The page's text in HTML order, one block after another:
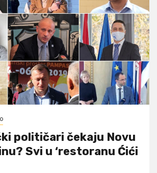
političari čekaju Novu
Svi u ‘restoranu Ćići